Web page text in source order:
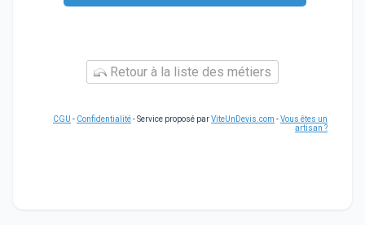
Retour à la liste des métiers
CGU - Confidentialité- Service proposé parViteUnDevis.com -Vous êtes un
artisan ?